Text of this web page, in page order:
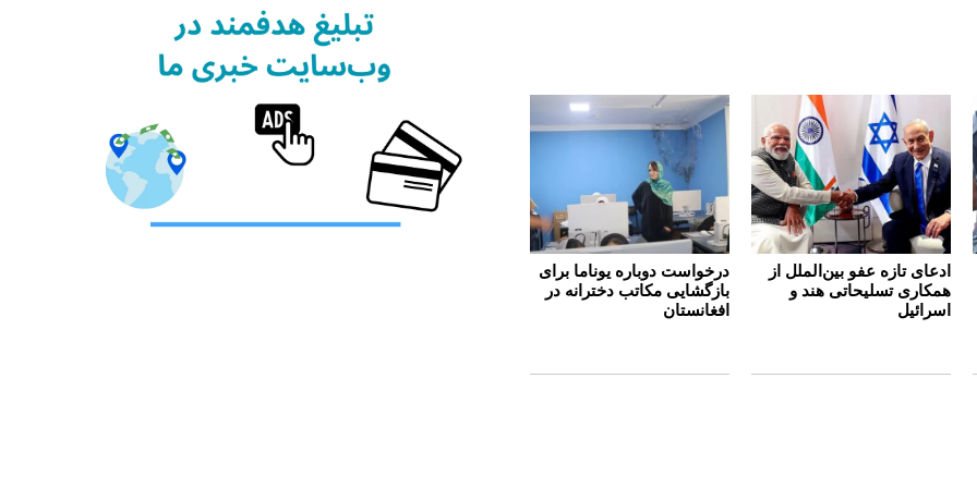
ادعای تازه عفو بین‌الملل از
همکاری تسلیحاتی هند و
اسرائیل
درخواست دوباره یوناما برای
بازگشایی مکاتب دخترانه در
افغانستان